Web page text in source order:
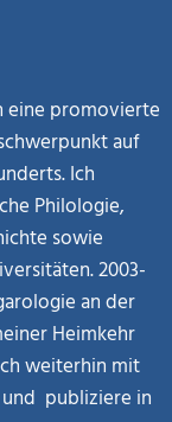
eine promovierte
auf
Ich
Philologie,
sowie
2003-
an der
Heimkehr
weiterhin mit
publiziere in